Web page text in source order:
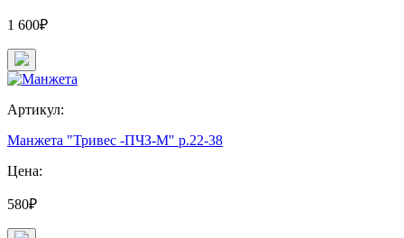
1 600₽
Артикул:
Манжета "Тривес -ПЧЗ-М" р.22-38
Цена:
580₽